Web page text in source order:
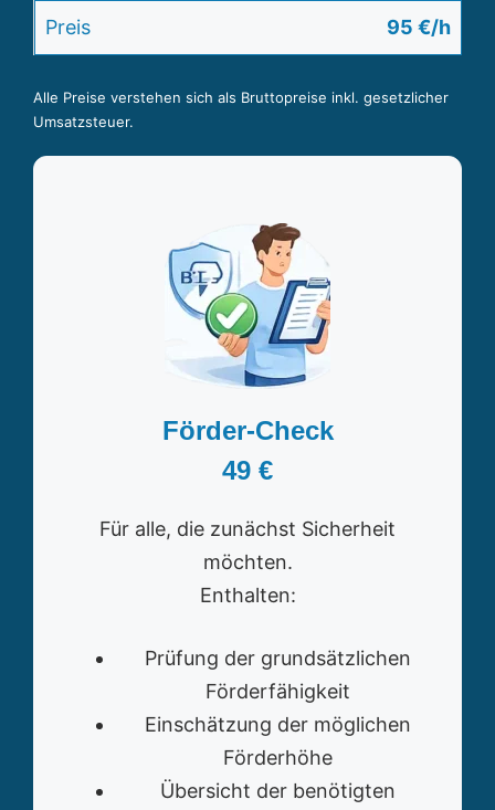
95 €/h
Alle Preise verstehen sich als Bruttopreise inkl. gesetzlicher
Umsatzsteuer.
Förder-Check
49 €
Für alle, die zunächst Sicherheit
möchten.
Enthalten:
Prüfung der grundsätzlichen
Förderfähigkeit
Einschätzung der möglichen
Förderhöhe
Übersicht der benötigten